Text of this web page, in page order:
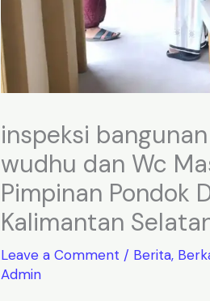
inspeksi
wudhu dan Wc
Pimpinan Pondok
Kalimantan
Leave a Comment / Berita,
Admin